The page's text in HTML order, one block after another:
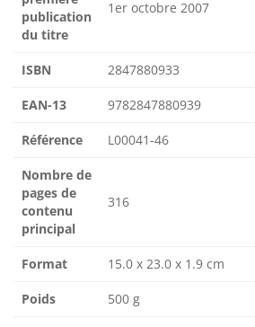
publication
du titre
1er octobre 2007
ISBN 2847880933
EAN-13 9782847880939
Référence L00041-46
Nombre de
pages de
contenu
principal
316
Format 15.0 x 23.0 x 1.9 cm
Poids 500 g